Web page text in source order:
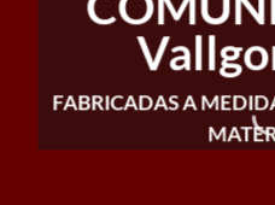
FABRICADAS A